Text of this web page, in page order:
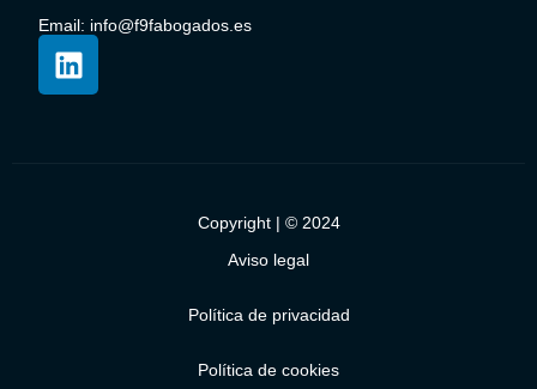
Email: info@f9fabogados.es
Copyright | © 2024
Aviso legal
Política de privacidad
Política de cookies